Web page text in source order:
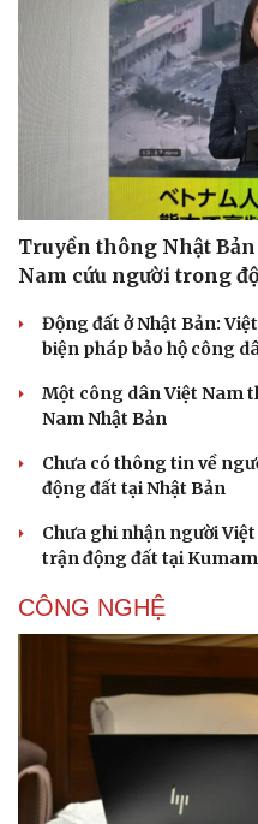
Thông tin doanh nghiệp
Doanh nghiệp 24h
Doanh nhân
Vì cộng đồng
Truyền thông Nhật
Nam cứu người trong
Động đất ở Nhật Bản:
biện pháp bảo hộ công
Một công dân Việt Nam
Nam Nhật Bản
Chưa có thông tin về
động đất tại Nhật Bản
Chưa ghi nhận người
trận động đất tại
CÔNG NGHỆ